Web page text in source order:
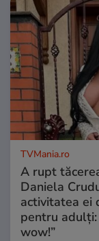
TVMania.ro
A rupt
Daniela
activitatea ei
pentru adulți:
wow!”